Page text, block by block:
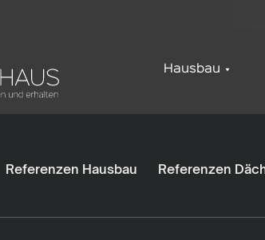
Hausbau
Referenzen Hausbau Referenzen